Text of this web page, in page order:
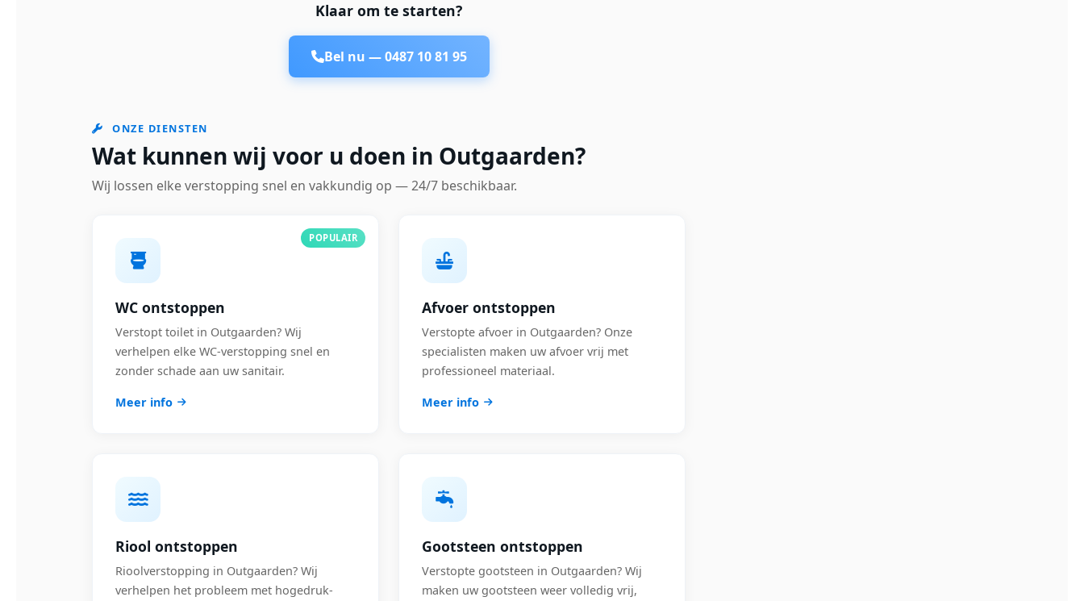
Klaar om te starten?
Bel nu —0487 10 81 95
ONZE DIENSTEN
Wat kunnen wij voor u doen in Outgaarden?
Wij lossen elke verstopping snel en vakkundig op — 24/7 beschikbaar.
POPULAIR
WC ontstoppen
Verstopt toilet in Outgaarden? Wij
verhelpen elke WC-verstopping snel en
zonder schade aan uw sanitair.
Meer info
Afvoer ontstoppen
Verstopte afvoer in Outgaarden? Onze
specialisten maken uw afvoer vrij met
professioneel materiaal.
Meer info
Riool ontstoppen
Rioolverstopping in Outgaarden? Wij
verhelpen het probleem met hogedruk-
Gootsteen ontstoppen
Verstopte gootsteen in Outgaarden? Wij
maken uw gootsteen weer volledig vrij,